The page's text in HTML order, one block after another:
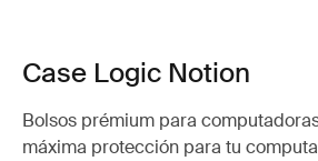
Case Logic Notion
Bolsos prémium para
máxima protección para tu